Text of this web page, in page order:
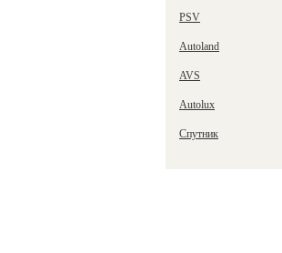
PSV
Autoland
AVS
Autolux
Спутник